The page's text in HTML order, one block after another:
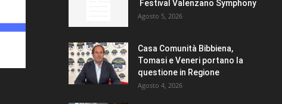
Festival Valenzano Symphony
Agosto 5, 2026
Casa Comunità Bibbiena,
Tomasi e Veneri portano la
questione in Regione
Agosto 4, 2026